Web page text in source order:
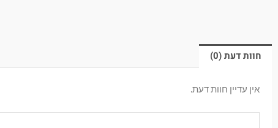
חוות דעת (0)
אין עדיין חוות דעת.